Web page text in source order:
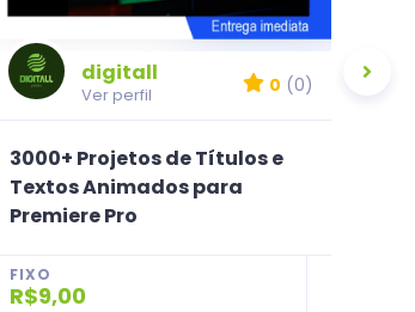
digitall
Ver perfil 0 (0)
3000+ Projetos de Títulos e
Textos Animados para
Premiere Pro
FIXO
R$9,00